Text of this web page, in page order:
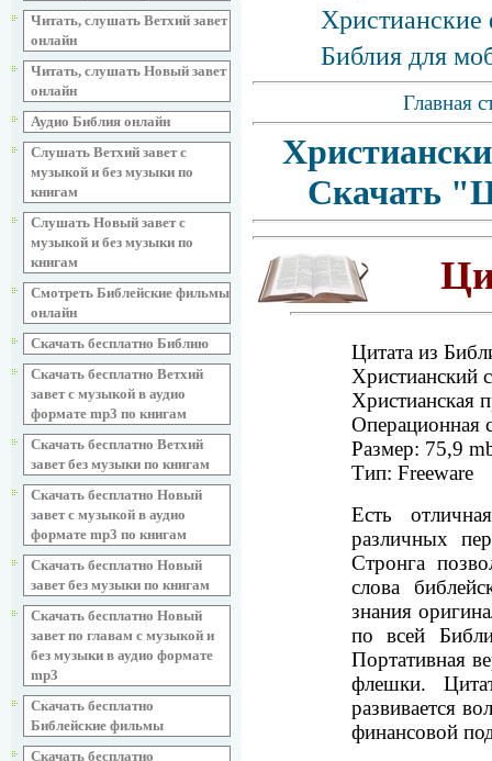
Читать, слушать Ветхий завет
онлайн
Читать, слушать Новый завет
онлайн
Аудио Библия онлайн
Слушать Ветхий завет с
музыкой и без музыки по
книгам
Слушать Новый завет с
музыкой и без музыки по
книгам
Смотреть Библейские фильмы
онлайн
Скачать бесплатно Библию
Скачать бесплатно Ветхий
завет с музыкой в аудио
формате mp3 по книгам
Скачать бесплатно Ветхий
завет без музыки по книгам
Скачать бесплатно Новый
завет с музыкой в аудио
формате mp3 по книгам
Скачать бесплатно Новый
завет без музыки по книгам
Скачать бесплатно Новый
завет по главам с музыкой и
без музыки в аудио формате
mp3
Скачать бесплатно
Библейские фильмы
Скачать бесплатно
Христианские
Библия для
Главная
Скачать
Цитата из
Христианский
Христианская
Операционная
Размер: 75,9
Тип: Freeware
Есть
различных
Стронга
слова
знания
по всей
Портативная
флешки.
развивается
финансовой